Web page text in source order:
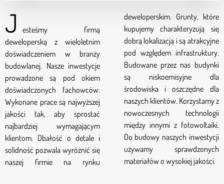
J
esteśmy firmą
deweloperską z wieloletnim
doświadczeniem w branży
budowlanej. Nasze inwestycje
prowadzone są pod okiem
doświadczonych fachowców.
Wykonane prace są najwyższej
jakości tak, aby sprostać
najbardziej wymagającym
klientom. Dbałość o detale i
solidność pozwala wyróżnić się
naszej firmie na rynku
deweloperskim. Grunty, które
kupujemy charakteryzują się
dobrą lokalizacją i są atrakcyjne
pod względem infrastruktury.
Budowane przez nas budynki
są niskoemisyjne dla
środowiska i oszczędne dla
naszych klientów. Korzystamy z
nowoczesnych technologii
między innymi z fotowoltaiki.
Do budowy naszych inwestycji
używamy sprawdzonych
materiałów o wysokiej jakości.